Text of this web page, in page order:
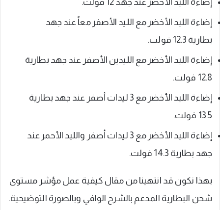
إضاءة الليد الأخضر عند جهد 12 فولت.
إضاءة الليد الأخضر مع الليد الأصفر معاً عند جهد
بطارية 12.3 فولت.
إضاءة الليد الأخضر مع الليدين الأصفر عند جهد بطارية
12.8 فولت.
إضاءة الليد الأخضر مع 3 ليدات أصفر عند جهد بطارية
13.5 فولت.
إضاءة الليد الأخضر مع 3 ليدات أصفر والليد الأحمر عند
جهد بطارية 14.3 فولت.
بهذا نكون قد انتهينا من مقال كيفية عمل مؤشر مستوى
شحن البطارية المدعم بالشرح الوافي وبالصورة التوضيحية.